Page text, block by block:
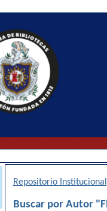
Repositorio
Buscar por Autor